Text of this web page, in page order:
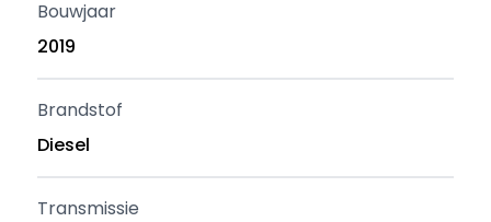
Bouwjaar
2019
Brandstof
Diesel
Transmissie